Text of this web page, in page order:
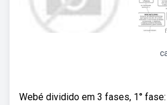
Webé dividido em 3 fases, 1°